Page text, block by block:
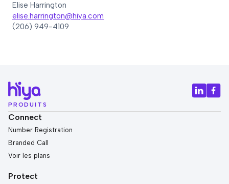
Elise Harrington
elise.harrington@hiya.com
(206) 949-4109
PRODUITS
Connect
Number Registration
Branded Call
Voir les plans
Protect